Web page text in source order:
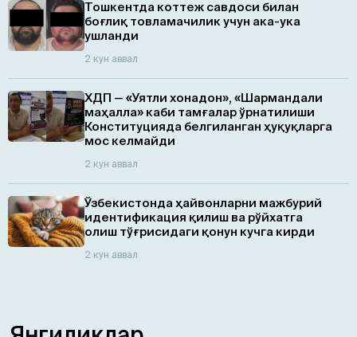
Тошкентда коттеж савдоси билан
боғлиқ товламачилик учун ака-ука
ушланди
2 кун аввал
ХДП — «Уятли хонадон», «Шармандали
маҳалла» каби тамғалар ўрнатилиши
Конституцияда белгиланган ҳуқуқларга
мос келмайди
2 кун аввал
Ўзбекистонда ҳайвонларни мажбурий
идентификация қилиш ва рўйхатга
олиш тўғрисидаги қонун кучга кирди
2 кун аввал